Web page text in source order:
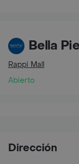
Bella
Rappi Mall
Abierto
Dirección